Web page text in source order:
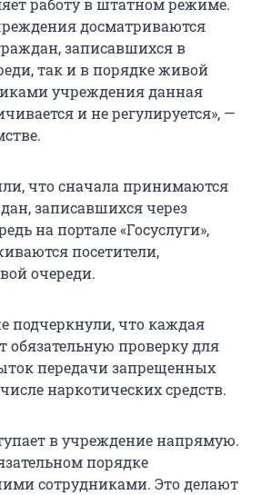
работу в штатном режиме.
досматриваются
записавшихся в
так и в порядке живой
учреждения данная
и не регулируется», —
что сначала принимаются
записавшихся через
на портале «Госуслуги»,
посетители,
очереди.
подчеркнули, что каждая
обязательную проверку для
передачи запрещенных
наркотических средств.
в учреждение напрямую.
порядке
сотрудниками. Это делают